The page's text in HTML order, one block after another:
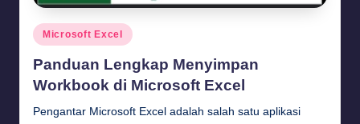
Posted
in
Microsoft Excel
Panduan Lengkap Menyimpan
Workbook di Microsoft Excel
Pengantar Microsoft Excel adalah salah satu aplikasi